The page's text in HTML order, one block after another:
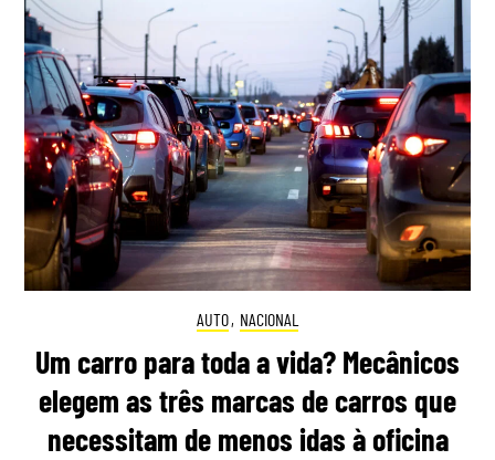
AUTO, NACIONAL
Um carro para toda a vida? Mecânicos
elegem as três marcas de carros que
necessitam de menos idas à oficina